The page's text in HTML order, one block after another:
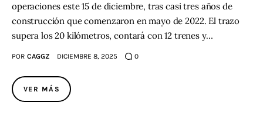
operaciones este 15 de diciembre, tras casi tres años de
construcción que comenzaron en mayo de 2022. El trazo
supera los 20 kilómetros, contará con 12 trenes y…
POR CAGGZ DICIEMBRE 8, 2025 0
VER MÁS